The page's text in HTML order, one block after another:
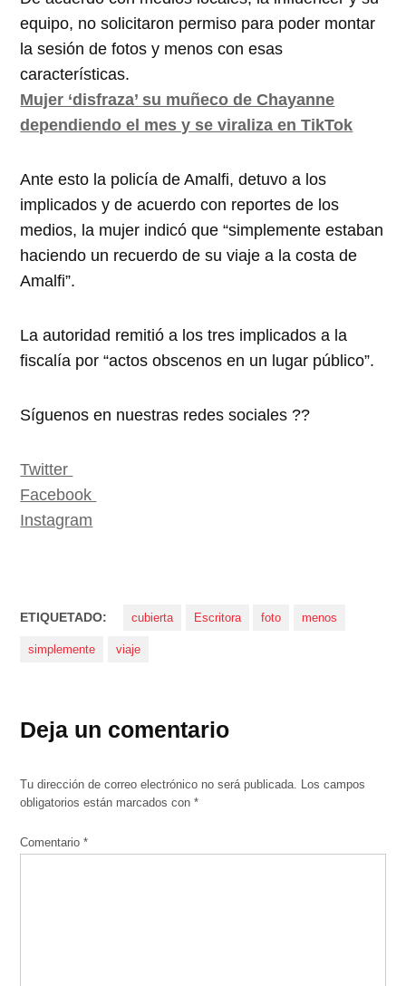
equipo, no solicitaron permiso para poder montar
la sesión de fotos y menos con esas
características.
Mujer ‘disfraza’ su muñeco de Chayanne
dependiendo el mes y se viraliza en TikTok
Ante esto la policía de Amalfi, detuvo a los
implicados y de acuerdo con reportes de los
medios, la mujer indicó que “simplemente estaban
haciendo un recuerdo de su viaje a la costa de
Amalfi”.
La autoridad remitió a los tres implicados a la
fiscalía por “actos obscenos en un lugar público”.
Síguenos en nuestras redes sociales ??
Twitter
Facebook
Instagram
ETIQUETADO: cubierta Escritora foto menos
simplemente viaje
Deja un comentario
Tu dirección de correo electrónico no será publicada.
Los campos
obligatorios están marcados con*
Comentario*